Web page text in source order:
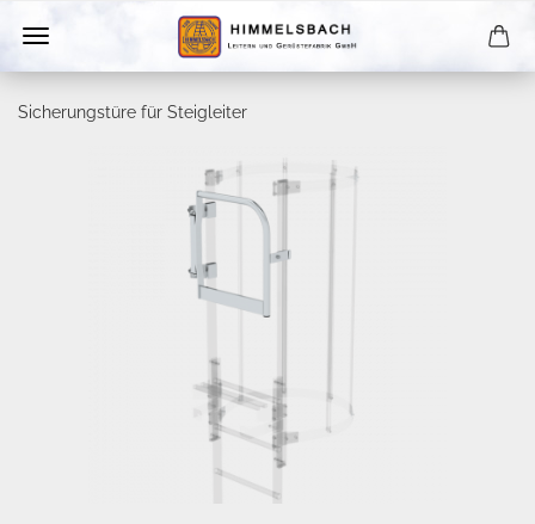
Sicherungstüre für Steigleiter